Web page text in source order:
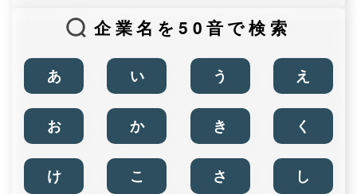
企業名を50音で検索
あ い う え
お か き く
け こ さ し